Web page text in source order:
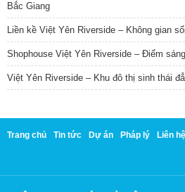
Bắc Giang
Liền kề Việt Yên Riverside – Không gian
Shophouse Việt Yên Riverside – Điểm
Việt Yên Riverside – Khu đô thị sinh thái
Trang chủ Tin tức Dự án Pháp lý Liên hệ